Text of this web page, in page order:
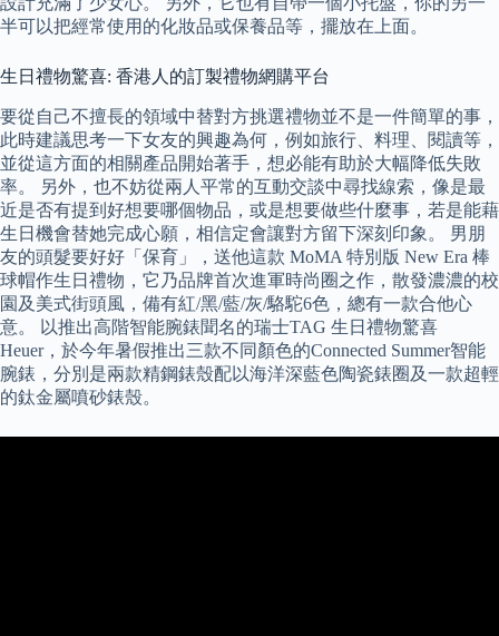
半可以把經常使用的化妝品或保養品等，擺放在上面。
生日禮物驚喜: 香港人的訂製禮物網購平台
要從自己不擅長的領域中替對方挑選禮物並不是一件簡單的事，
此時建議思考一下女友的興趣為何，例如旅行、料理、閱讀等，
並從這方面的相關產品開始著手，想必能有助於大幅降低失敗
率。 另外，也不妨從兩人平常的互動交談中尋找線索，像是最
近是否有提到好想要哪個物品，或是想要做些什麼事，若是能藉
生日機會替她完成心願，相信定會讓對方留下深刻印象。 男朋
友的頭髮要好好「保育」，送他這款 MoMA 特別版 New Era 棒
球帽作生日禮物，它乃品牌首次進軍時尚圈之作，散發濃濃的校
園及美式街頭風，備有紅/黑/藍/灰/駱駝6色，總有一款合他心
意。 以推出高階智能腕錶聞名的瑞士TAG 生日禮物驚喜
Heuer，於今年暑假推出三款不同顏色的Connected Summer智能
腕錶，分別是兩款精鋼錶殼配以海洋深藍色陶瓷錶圈及一款超輕
的鈦金屬噴砂錶殼。